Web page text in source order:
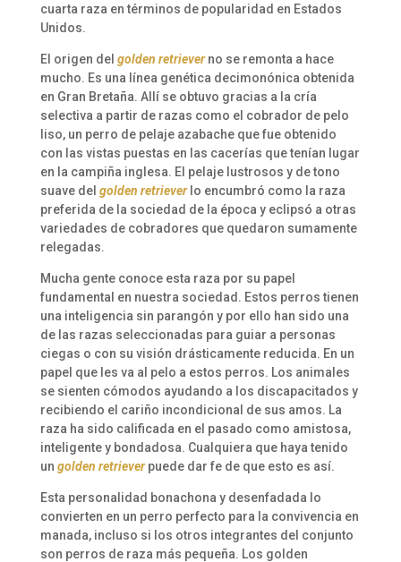
cuarta raza en términos de popularidad en Estados
Unidos.
El origen del golden retrieverno se remonta a hace
mucho. Es una línea genética decimonónica obtenida
en Gran Bretaña. Allí se obtuvo gracias a la cría
selectiva a partir de razas como el cobrador de pelo
liso, un perro de pelaje azabache que fue obtenido
con las vistas puestas en las cacerías que tenían lugar
en la campiña inglesa. El pelaje lustrosos y de tono
suave del golden retrieverlo encumbró como la raza
preferida de la sociedad de la época y eclipsó a otras
variedades de cobradores que quedaron sumamente
relegadas.
Mucha gente conoce esta raza por su papel
fundamental en nuestra sociedad. Estos perros tienen
una inteligencia sin parangón y por ello han sido una
de las razas seleccionadas para guiar a personas
ciegas o con su visión drásticamente reducida. En un
papel que les va al pelo a estos perros. Los animales
se sienten cómodos ayudando a los discapacitados y
recibiendo el cariño incondicional de sus amos. La
raza ha sido calificada en el pasado como amistosa,
inteligente y bondadosa. Cualquiera que haya tenido
un golden retrieverpuede dar fe de que esto es así.
Esta personalidad bonachona y desenfadada lo
convierten en un perro perfecto para la convivencia en
manada, incluso si los otros integrantes del conjunto
son perros de raza más pequeña. Los golden